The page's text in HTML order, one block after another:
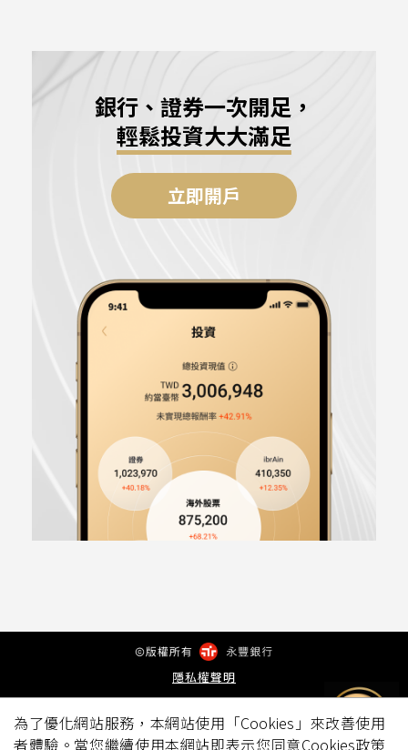
銀行、證券一次開足，
輕鬆投資大大滿足
立即開戶
隱私權聲明
為了優化網站服務，本網站使用「Cookies」來改善使用
者體驗。當您繼續使用本網站即表示您同意Cookies政策